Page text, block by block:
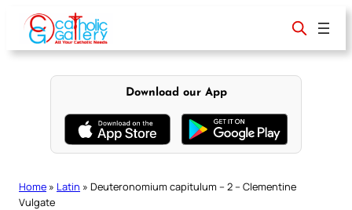
content
Download our App
Home » Latin » Deuteronomium capitulum – 2 – Clementine
Vulgate